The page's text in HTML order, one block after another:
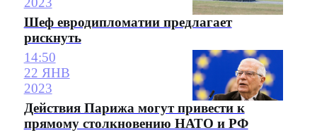
Шеф евродипломатии предлагает
рискнуть
14:50
22 ЯНВ
2023
Действия Парижа могут привести к
прямому столкновению НАТО и РФ